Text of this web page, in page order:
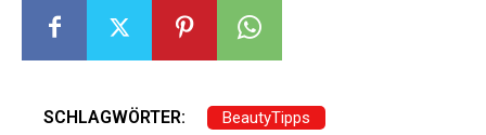
SCHLAGWÖRTER:
BeautyTipps